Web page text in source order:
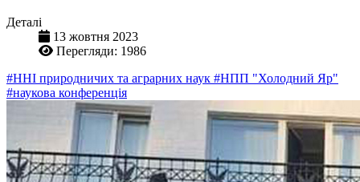
Деталі
13 жовтня 2023
Перегляди: 1986
#ННІ природничих та аграрних наук #НПП "Холодний Яр"
#наукова конференція